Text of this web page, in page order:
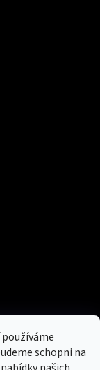
schopni na